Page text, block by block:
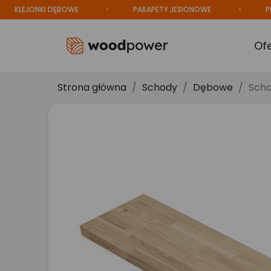
DĘBOWE PARAPETY JESIONOWE
Strona główna Schody Dębowe